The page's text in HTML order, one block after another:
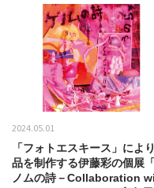
2024.05.01
「フォトエスキース」によ
品を制作する伊藤彩の個展
ノムの詩－Collaboration